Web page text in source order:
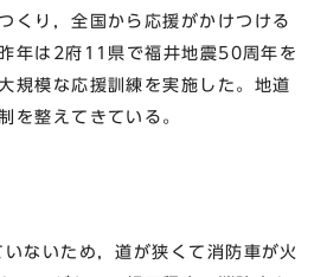
くり，全国から応援がかけつける
年は2府11県で福井地震50周年を
規模な応援訓練を実施した。地道
を整えてきている。
ないため，道が狭くて消防車が火